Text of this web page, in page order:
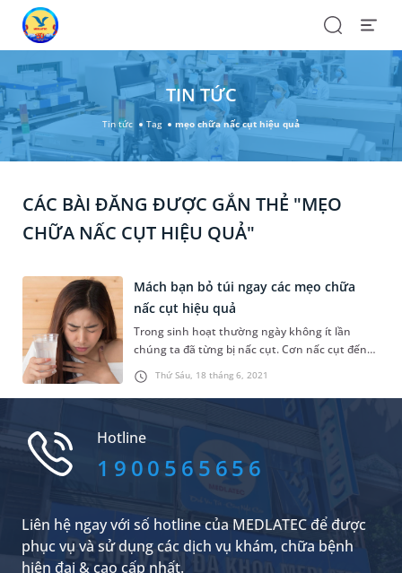
SearchOpen
TIN TỨC
Tin tức Tag mẹo chữa nấc cụt hiệu quả
CÁC BÀI ĐĂNG ĐƯỢC GẮN THẺ "MẸO
CHỮA NẤC CỤT HIỆU QUẢ"
Thứ Sáu, 18 tháng 6, 2021
Mách bạn bỏ túi ngay các mẹo chữa
nấc cụt hiệu quả
Trong sinh hoạt thường ngày không ít lần
chúng ta đã từng bị nấc cụt. Cơn nấc cụt đến
bất ngờ hoặc có một số dấu hiệu báo trước mà
chúng ta tự cảm nhận được. Nó thường mang
lại phiền toái, khó chịu nếu phản xạ này diễn ra
cụt. Vậy có mẹo chữa nấc c...
Hotline
1900565656
Liên hệ ngay với số hotline của MEDLATEC để được
phục vụ và sử dụng các dịch vụ khám, chữa bệnh
hiện đại & cao cấp nhất.